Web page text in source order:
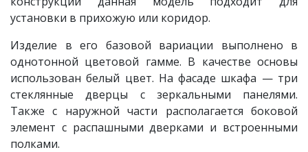
установки в прихожую или коридор.
Изделие в его базовой вариации выполнено в
однотонной цветовой гамме. В качестве основы
использован белый цвет. На фасаде шкафа — три
стеклянные дверцы с зеркальными панелями.
Также с наружной части располагается боковой
элемент с распашными дверками и встроенными
полками.